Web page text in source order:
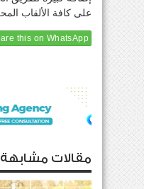
على كافة الألقاب
this on WhatsApp
مقالات مشابهة